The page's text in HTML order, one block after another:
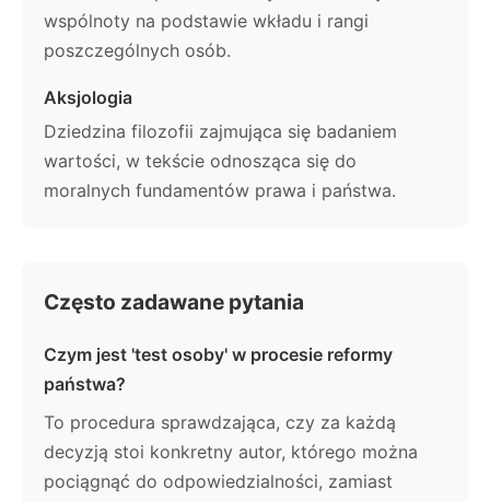
wspólnoty na podstawie wkładu i rangi
poszczególnych osób.
Aksjologia
Dziedzina filozofii zajmująca się badaniem
wartości, w tekście odnosząca się do
moralnych fundamentów prawa i państwa.
Często zadawane pytania
Czym jest 'test osoby' w procesie reformy
państwa?
To procedura sprawdzająca, czy za każdą
decyzją stoi konkretny autor, którego można
pociągnąć do odpowiedzialności, zamiast